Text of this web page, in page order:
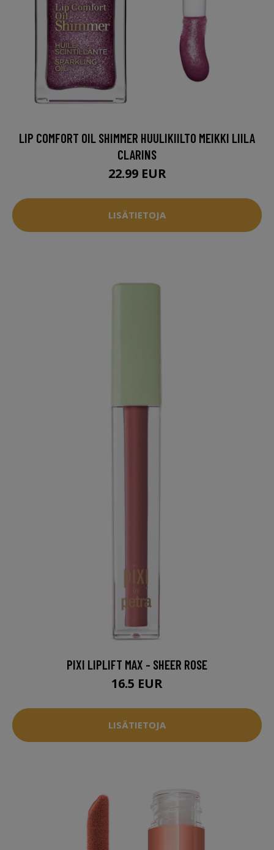
LIP COMFORT OIL SHIMMER HUULIKIILTO MEIKKI LIILA
CLARINS
22.99 EUR
LISÄTIETOJA
PIXI LIPLIFT MAX - SHEER ROSE
16.5 EUR
LISÄTIETOJA